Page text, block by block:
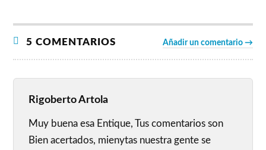
5 COMENTARIOS Añadir un comentario →
Rigoberto Artola
Muy buena esa Entique, Tus comentarios son
Bien acertados, mienytas nuestra gente se